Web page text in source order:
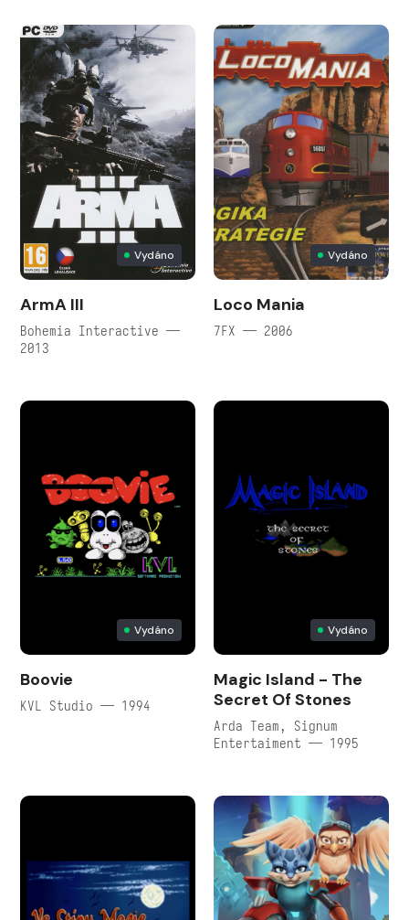
Vydáno
ArmA III
Bohemia Interactive —
2013
Vydáno
Loco Mania
7FX — 2006
Vydáno
Boovie
KVL Studio — 1994
Vydáno
Magic Island - The
Secret Of Stones
Arda Team, Signum
Entertaiment — 1995